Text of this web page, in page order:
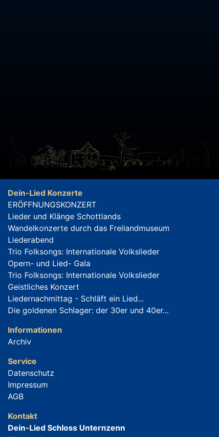
Dein-Lied Konzerte
ERÖFFNUNGSKONZERT
Lieder und Klänge Schottlands
Wandelkonzerte durch das Freilandmuseum
Liederabend
Trio Folksongs: Internationale Volkslieder
Opern- und Lied- Gala
Trio Folksongs: Internationale Volkslieder
Geistliches Konzert
Liedernachmittag - Schläft ein Lied...
Die goldenen Schlager: der 30er und 40er...
Informationen
Archiv
Service
Datenschutz
Impressum
AGB
Kontakt
Dein-Lied Schloss Unternzenn